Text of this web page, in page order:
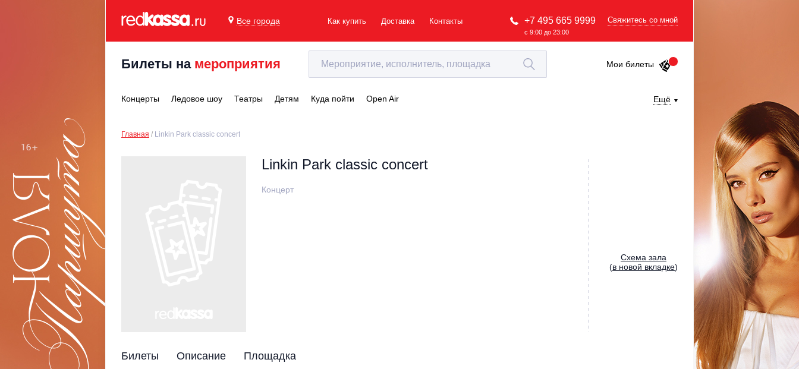
Все города Как купить Доставка Контакты +7 495 665 9999
с 9:00 до 23:00
Свяжитесь со мной
Билеты на мероприятия Мои билеты
Концерты Ледовое шоу Театры Детям Куда пойти Open Air Ещё
Главная Linkin Park classic concert
Linkin Park classic concert
Концерт
Cхема зала
(в новой вкладке)
Билеты Описание Площадка